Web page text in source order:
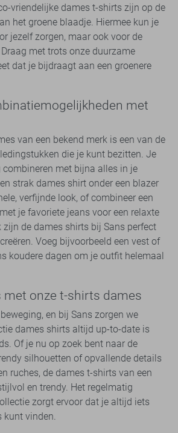
vriendelijke dames t-shirts zijn op de
het groene blaadje. Hiermee kun je
jezelf zorgen, maar ook voor de
met trots onze duurzame
dat je bijdraagt aan een groenere
met
van een bekend merk is een van de
die je kunt bezitten. Je
met bijna alles in je
strak dames shirt onder een blazer
verfijnde look, of combineer een
je favoriete jeans voor een relaxte
zijn de dames shirts bij Sans perfect
Voeg bijvoorbeeld een vest of
koudere dagen om je outfit helemaal
met onze t-shirts dames
en bij Sans zorgen we
dames shirts altijd up-to-date is
Of je nu op zoek bent naar de
silhouetten of opvallende details
ruches, de dames t-shirts van een
en trendy. Het regelmatig
zorgt ervoor dat je altijd iets
kunt vinden.